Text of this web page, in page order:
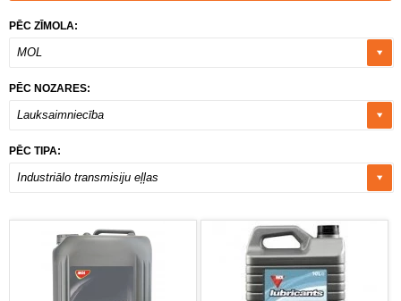
PĒC ZĪMOLA:
MOL
PĒC NOZARES:
Lauksaimniecība
PĒC TIPA:
Industriālo transmisiju eļļas